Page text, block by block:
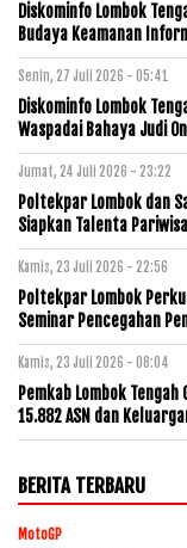
Diskominfo Lombok
Budaya Keamanan
Senin, 27 Juli 2026 - 05:41
Diskominfo Lombok
Waspadai Bahaya Judi
Jumat, 24 Juli 2026 - 23:22
Poltekpar Lombok dan
Siapkan Talenta
Kamis, 23 Juli 2026 - 22:56
Poltekpar Lombok
Seminar Pencegahan
Kamis, 23 Juli 2026 - 08:04
Pemkab Lombok
15.882 ASN dan
BERITA TERBARU
MotoGP